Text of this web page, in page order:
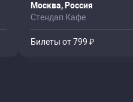
Москва, Россия
Стендап Кафе
Билеты от 799 ₽